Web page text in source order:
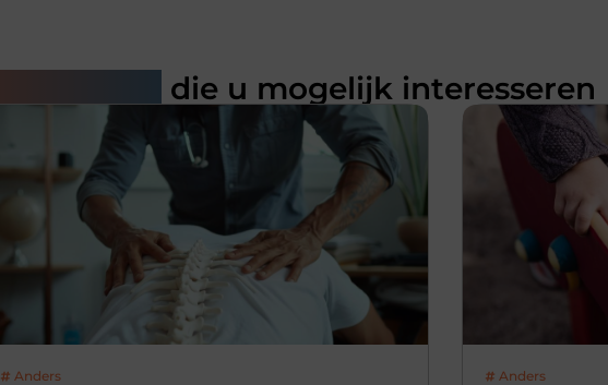
die u mogelijk interesseren
Anders Anders